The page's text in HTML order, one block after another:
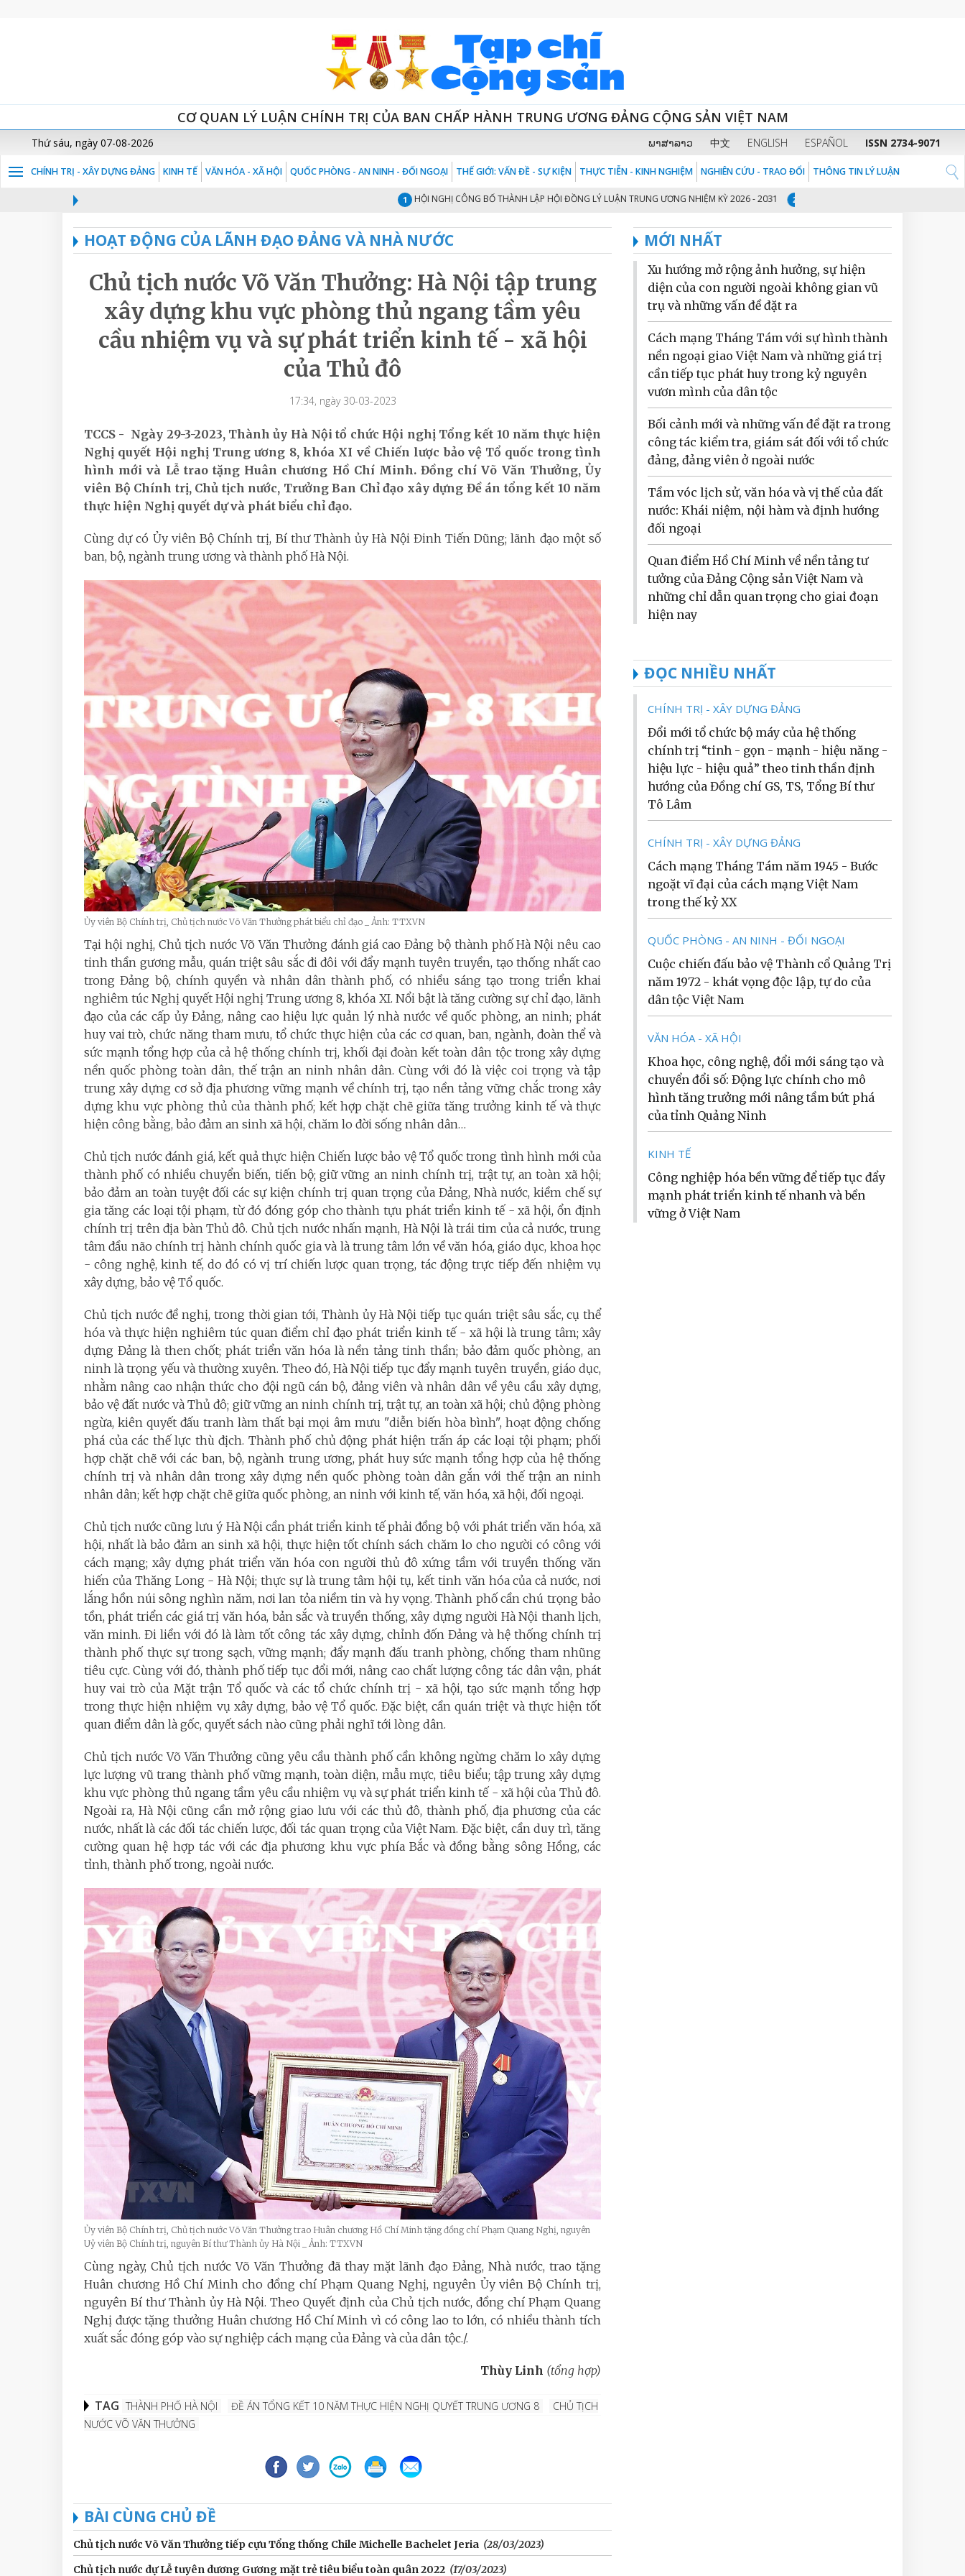
CƠ QUAN LÝ LUẬN CHÍNH TRỊ CỦA BAN CHẤP HÀNH TRUNG ƯƠNG ĐẢNG CỘNG SẢN VIỆT NAM
Thứ sáu, ngày 07-08-2026 ພາສາລາວ 中文 ENGLISH ESPAÑOL ISSN 2734-9071
CHÍNH TRỊ - XÂY DỰNG ĐẢNG KINH TẾ VĂN HÓA - XÃ HỘI QUỐC PHÒNG - AN NINH - ĐỐI NGOẠI THẾ GIỚI: VẤN ĐỀ - SỰ KIỆN THỰC TIỄN - KINH NGHIỆM NGHIÊN CỨU - TRAO ĐỔI THÔNG TIN LÝ LUẬN
HỘI NGHỊ CÔNG BỐ THÀNH LẬP HỘI ĐỒNG LÝ LUẬN TRUNG ƯƠNG NHIỆM KỲ 2026 - 2031 2 THỦ TƯỚNG CHÍNH PHỦ PHẠM MINH CHÍNH:
HOẠT ĐỘNG CỦA LÃNH ĐẠO ĐẢNG VÀ NHÀ NƯỚC
Chủ tịch nước Võ Văn Thưởng: Hà Nội tập trung
xây dựng khu vực phòng thủ ngang tầm yêu
cầu nhiệm vụ và sự phát triển kinh tế - xã hội
của Thủ đô
17:34, ngày 30-03-2023
TCCS - Ngày 29-3-2023, Thành ủy Hà Nội tổ chức Hội nghị Tổng kết 10 năm thực hiện
Nghị quyết Hội nghị Trung ương 8, khóa XI về Chiến lược bảo vệ Tổ quốc trong tình
hình mới và Lễ trao tặng Huân chương Hồ Chí Minh. Đồng chí Võ Văn Thưởng, Ủy
viên Bộ Chính trị, Chủ tịch nước, Trưởng Ban Chỉ đạo xây dựng Đề án tổng kết 10 năm
thực hiện Nghị quyết dự và phát biểu chỉ đạo.
Cùng dự có Ủy viên Bộ Chính trị, Bí thư Thành ủy Hà Nội Đinh Tiến Dũng; lãnh đạo một số
ban, bộ, ngành trung ương và thành phố Hà Nội.
Ủy viên Bộ Chính trị, Chủ tịch nước Võ Văn Thưởng phát biểu chỉ đạo _ Ảnh: TTXVN
Tại hội nghị, Chủ tịch nước Võ Văn Thưởng đánh giá cao Đảng bộ thành phố Hà Nội nêu cao
tinh thần gương mẫu, quán triệt sâu sắc đi đôi với đẩy mạnh tuyên truyền, tạo thống nhất cao
trong Đảng bộ, chính quyền và nhân dân thành phố, có nhiều sáng tạo trong triển khai
nghiêm túc Nghị quyết Hội nghị Trung ương 8, khóa XI. Nổi bật là tăng cường sự chỉ đạo, lãnh
đạo của các cấp ủy Đảng, nâng cao hiệu lực quản lý nhà nước về quốc phòng, an ninh; phát
huy vai trò, chức năng tham mưu, tổ chức thực hiện của các cơ quan, ban, ngành, đoàn thể và
sức mạnh tổng hợp của cả hệ thống chính trị, khối đại đoàn kết toàn dân tộc trong xây dựng
nền quốc phòng toàn dân, thế trận an ninh nhân dân. Cùng với đó là việc coi trọng và tập
trung xây dựng cơ sở địa phương vững mạnh về chính trị, tạo nền tảng vững chắc trong xây
dựng khu vực phòng thủ của thành phố; kết hợp chặt chẽ giữa tăng trưởng kinh tế và thực
hiện công bằng, bảo đảm an sinh xã hội, chăm lo đời sống nhân dân…
Chủ tịch nước đánh giá, kết quả thực hiện Chiến lược bảo vệ Tổ quốc trong tình hình mới của
thành phố có nhiều chuyển biến, tiến bộ; giữ vững an ninh chính trị, trật tự, an toàn xã hội;
bảo đảm an toàn tuyệt đối các sự kiện chính trị quan trọng của Đảng, Nhà nước, kiềm chế sự
gia tăng các loại tội phạm, từ đó đóng góp cho thành tựu phát triển kinh tế - xã hội, ổn định
chính trị trên địa bàn Thủ đô. Chủ tịch nước nhấn mạnh, Hà Nội là trái tim của cả nước, trung
tâm đầu não chính trị hành chính quốc gia và là trung tâm lớn về văn hóa, giáo dục, khoa học
- công nghệ, kinh tế, do đó có vị trí chiến lược quan trọng, tác động trực tiếp đến nhiệm vụ
xây dựng, bảo vệ Tổ quốc.
Chủ tịch nước đề nghị, trong thời gian tới, Thành ủy Hà Nội tiếp tục quán triệt sâu sắc, cụ thể
hóa và thực hiện nghiêm túc quan điểm chỉ đạo phát triển kinh tế - xã hội là trung tâm; xây
dựng Đảng là then chốt; phát triển văn hóa là nền tảng tinh thần; bảo đảm quốc phòng, an
ninh là trọng yếu và thường xuyên. Theo đó, Hà Nội tiếp tục đẩy mạnh tuyên truyền, giáo dục,
nhằm nâng cao nhận thức cho đội ngũ cán bộ, đảng viên và nhân dân về yêu cầu xây dựng,
bảo vệ đất nước và Thủ đô; giữ vững an ninh chính trị, trật tự, an toàn xã hội; chủ động phòng
ngừa, kiên quyết đấu tranh làm thất bại mọi âm mưu "diễn biến hòa bình", hoạt động chống
phá của các thế lực thù địch. Thành phố chủ động phát hiện trấn áp các loại tội phạm; phối
hợp chặt chẽ với các ban, bộ, ngành trung ương, phát huy sức mạnh tổng hợp của hệ thống
chính trị và nhân dân trong xây dựng nền quốc phòng toàn dân gắn với thế trận an ninh
nhân dân; kết hợp chặt chẽ giữa quốc phòng, an ninh với kinh tế, văn hóa, xã hội, đối ngoại.
Chủ tịch nước cũng lưu ý Hà Nội cần phát triển kinh tế phải đồng bộ với phát triển văn hóa, xã
hội, nhất là bảo đảm an sinh xã hội, thực hiện tốt chính sách chăm lo cho người có công với
cách mạng; xây dựng phát triển văn hóa con người thủ đô xứng tầm với truyền thống văn
hiến của Thăng Long - Hà Nội; thực sự là trung tâm hội tụ, kết tinh văn hóa của cả nước, nơi
lắng hồn núi sông nghìn năm, nơi lan tỏa niềm tin và hy vọng. Thành phố cần chú trọng bảo
tồn, phát triển các giá trị văn hóa, bản sắc và truyền thống, xây dựng người Hà Nội thanh lịch,
văn minh. Đi liền với đó là làm tốt công tác xây dựng, chỉnh đốn Đảng và hệ thống chính trị
thành phố thực sự trong sạch, vững mạnh; đẩy mạnh đấu tranh phòng, chống tham nhũng
tiêu cực. Cùng với đó, thành phố tiếp tục đổi mới, nâng cao chất lượng công tác dân vận, phát
huy vai trò của Mặt trận Tổ quốc và các tổ chức chính trị - xã hội, tạo sức mạnh tổng hợp
trong thực hiện nhiệm vụ xây dựng, bảo vệ Tổ quốc. Đặc biệt, cần quán triệt và thực hiện tốt
quan điểm dân là gốc, quyết sách nào cũng phải nghĩ tới lòng dân.
Chủ tịch nước Võ Văn Thưởng cũng yêu cầu thành phố cần không ngừng chăm lo xây dựng
lực lượng vũ trang thành phố vững mạnh, toàn diện, mẫu mực, tiêu biểu; tập trung xây dựng
khu vực phòng thủ ngang tầm yêu cầu nhiệm vụ và sự phát triển kinh tế - xã hội của Thủ đô.
Ngoài ra, Hà Nội cũng cần mở rộng giao lưu với các thủ đô, thành phố, địa phương của các
nước, nhất là các đối tác chiến lược, đối tác quan trọng của Việt Nam. Đặc biệt, cần duy trì, tăng
cường quan hệ hợp tác với các địa phương khu vực phía Bắc và đồng bằng sông Hồng, các
tỉnh, thành phố trong, ngoài nước.
Ủy viên Bộ Chính trị, Chủ tịch nước Võ Văn Thưởng trao Huân chương Hồ Chí Minh tặng đồng chí Phạm Quang Nghị, nguyên
Uỷ viên Bộ Chính trị, nguyên Bí thư Thành ủy Hà Nội _ Ảnh: TTXVN
Cùng ngày, Chủ tịch nước Võ Văn Thưởng đã thay mặt lãnh đạo Đảng, Nhà nước, trao tặng
Huân chương Hồ Chí Minh cho đồng chí Phạm Quang Nghị, nguyên Ủy viên Bộ Chính trị,
nguyên Bí thư Thành ủy Hà Nội. Theo Quyết định của Chủ tịch nước, đồng chí Phạm Quang
Nghị được tặng thưởng Huân chương Hồ Chí Minh vì có công lao to lớn, có nhiều thành tích
xuất sắc đóng góp vào sự nghiệp cách mạng của Đảng và của dân tộc./.
Thùy Linh (tổng hợp)
TAG THÀNH PHỐ HÀ NỘI ĐỀ ÁN TỔNG KẾT 10 NĂM THỰC HIỆN NGHỊ QUYẾT TRUNG ƯƠNG 8
CHỦ TỊCH
NƯỚC VÕ VĂN THƯỞNG
BÀI CÙNG CHỦ ĐỀ
Chủ tịch nước Võ Văn Thưởng tiếp cựu Tổng thống Chile Michelle Bachelet Jeria (28/03/2023)
Chủ tịch nước dự Lễ tuyên dương Gương mặt trẻ tiêu biểu toàn quân 2022 (17/03/2023)
MỚI NHẤT
Xu hướng mở rộng ảnh hưởng, sự hiện
diện của con người ngoài không gian vũ
trụ và những vấn đề đặt ra
Cách mạng Tháng Tám với sự hình thành
nền ngoại giao Việt Nam và những giá trị
cần tiếp tục phát huy trong kỷ nguyên
vươn mình của dân tộc
Bối cảnh mới và những vấn đề đặt ra trong
công tác kiểm tra, giám sát đối với tổ chức
đảng, đảng viên ở ngoài nước
Tầm vóc lịch sử, văn hóa và vị thế của đất
nước: Khái niệm, nội hàm và định hướng
đối ngoại
Quan điểm Hồ Chí Minh về nền tảng tư
tưởng của Đảng Cộng sản Việt Nam và
những chỉ dẫn quan trọng cho giai đoạn
hiện nay
ĐỌC NHIỀU NHẤT
CHÍNH TRỊ - XÂY DỰNG ĐẢNG
Đổi mới tổ chức bộ máy của hệ thống
chính trị “tinh - gọn - mạnh - hiệu năng -
hiệu lực - hiệu quả” theo tinh thần định
hướng của Đồng chí GS, TS, Tổng Bí thư
Tô Lâm
CHÍNH TRỊ - XÂY DỰNG ĐẢNG
Cách mạng Tháng Tám năm 1945 - Bước
ngoặt vĩ đại của cách mạng Việt Nam
trong thế kỷ XX
QUỐC PHÒNG - AN NINH - ĐỐI NGOẠI
Cuộc chiến đấu bảo vệ Thành cổ Quảng Trị
năm 1972 - khát vọng độc lập, tự do của
dân tộc Việt Nam
VĂN HÓA - XÃ HỘI
Khoa học, công nghệ, đổi mới sáng tạo và
chuyển đổi số: Động lực chính cho mô
hình tăng trưởng mới nâng tầm bứt phá
của tỉnh Quảng Ninh
KINH TẾ
Công nghiệp hóa bền vững để tiếp tục đẩy
mạnh phát triển kinh tế nhanh và bền
vững ở Việt Nam